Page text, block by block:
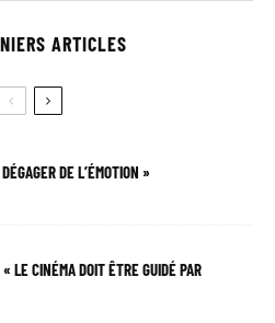
ARTICLES
DE L’ÉMOTION »
LE CINÉMA DOIT ÊTRE GUIDÉ PAR